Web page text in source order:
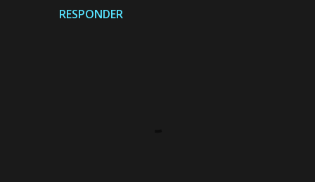
RESPONDER